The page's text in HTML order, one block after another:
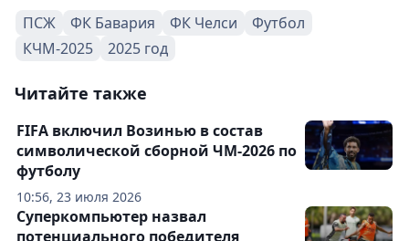
ПСЖ ФК Бавария ФК Челси
Футбол
КЧМ-2025
2025 год
Читайте также
10:56, 23 июля 2026
FIFA включил Возинью в состав
символической сборной ЧМ-2026 по
футболу
Суперкомпьютер назвал
потенциального победителя